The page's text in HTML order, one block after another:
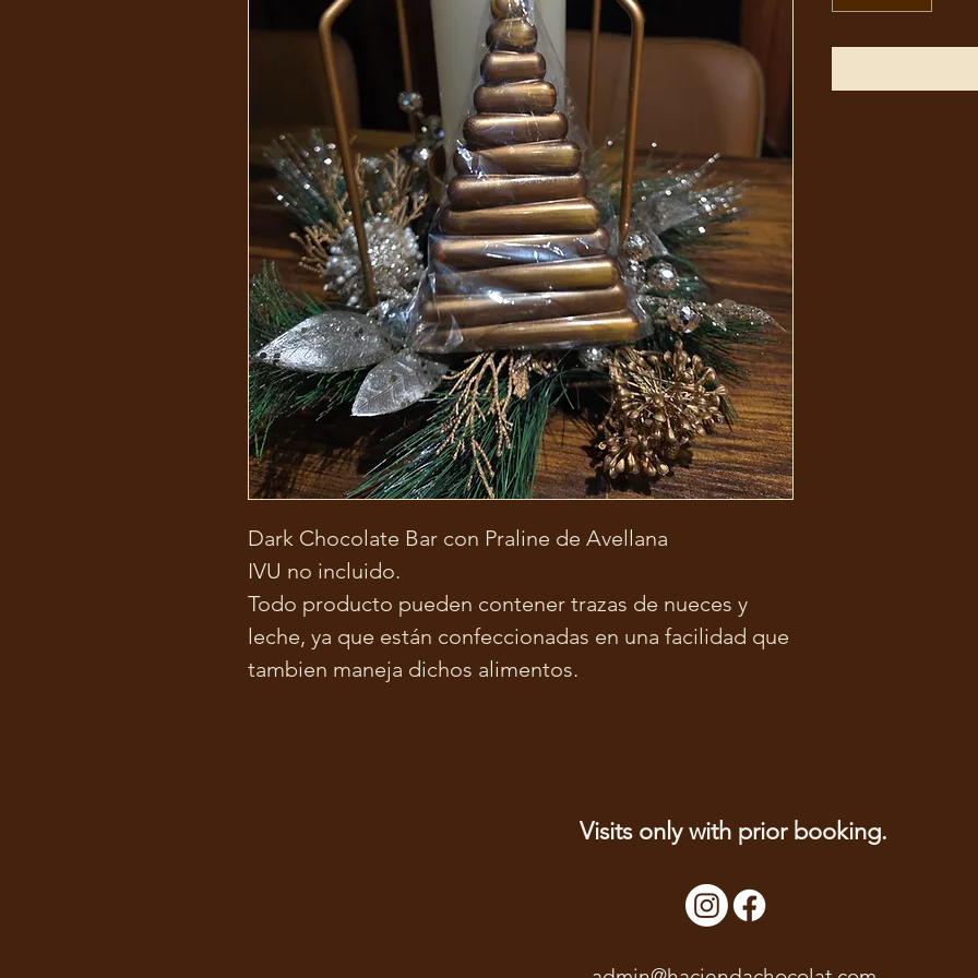
Dark Chocolate Bar con Praline de Avellana
IVU no incluido.
Todo producto pueden contener trazas de nueces y
leche, ya que están confeccionadas en una facilidad que
tambien maneja dichos alimentos.
Visits only with prior booking.